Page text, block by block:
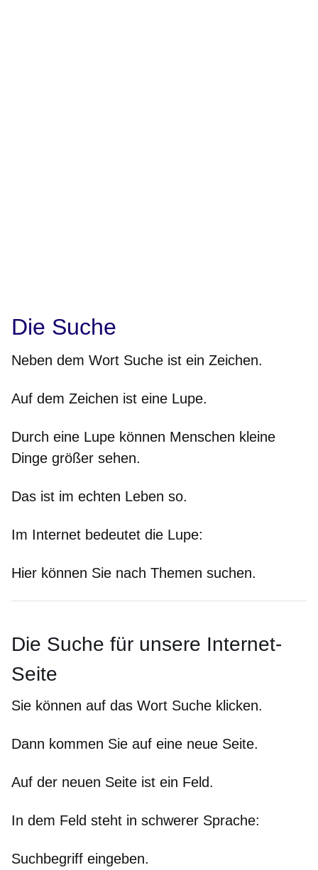
Die Suche
Neben dem Wort Suche ist ein Zeichen.
Auf dem Zeichen ist eine Lupe.
Durch eine Lupe können Menschen kleine
Dinge größer sehen.
Das ist im echten Leben so.
Im Internet bedeutet die Lupe:
Hier können Sie nach Themen suchen.
Die Suche für unsere Internet-
Seite
Sie können auf das Wort Suche klicken.
Dann kommen Sie auf eine neue Seite.
Auf der neuen Seite ist ein Feld.
In dem Feld steht in schwerer Sprache:
Suchbegriff eingeben.